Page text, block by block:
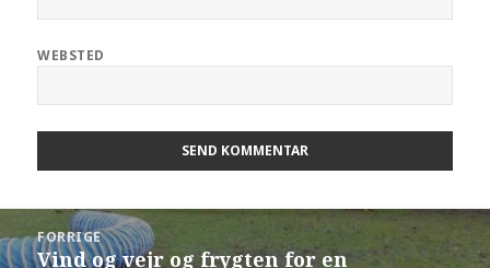
WEBSTED
FORRIGE
Vind og vejr og frygten for en